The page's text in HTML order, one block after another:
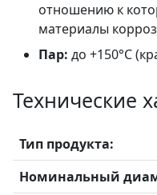
отношению к
материалы
Пар: до +150°C
Технические
Тип продукта:
Номинальный